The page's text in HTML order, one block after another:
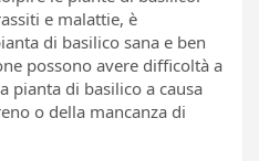
e malattie, è
di basilico sana e ben
possono avere difficoltà a
pianta di basilico a causa
o della mancanza di